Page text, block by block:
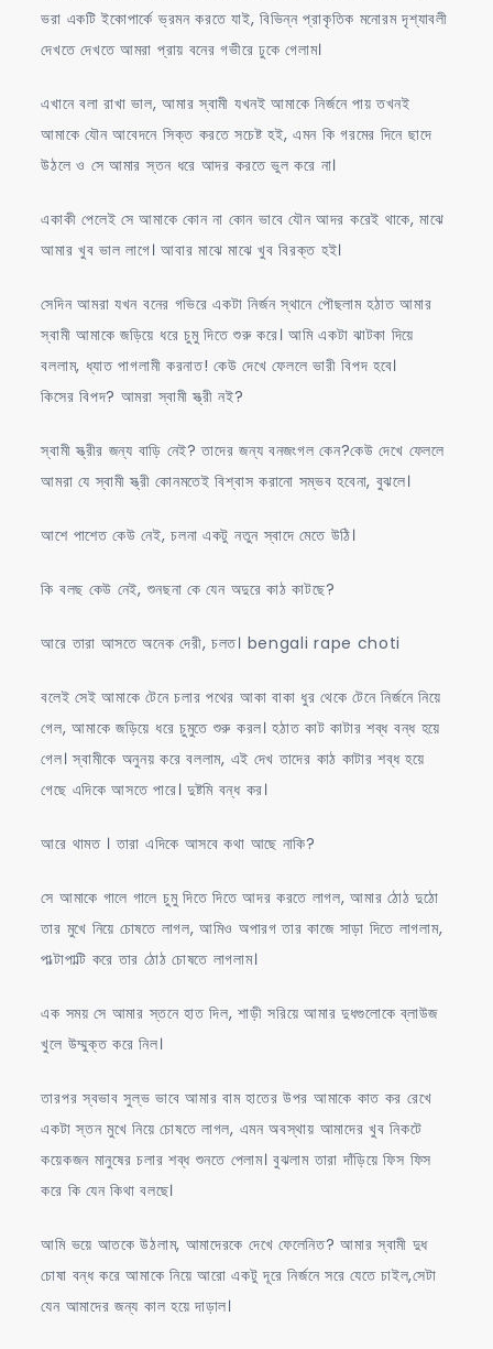
ভরা একটি ইকোপার্কে ভ্রমন করতে যাই, বিভিন্ন প্রাকৃতিক মনোরম দৃশ্যাবলী
দেখতে দেখতে আমরা প্রায় বনের গভীরে ঢুকে গেলাম।
এখানে বলা রাখা ভাল, আমার স্বামী যখনই আমাকে নির্জনে পায় তখনই
আমাকে যৌন আবেদনে সিক্ত করতে সচেষ্ট হই, এমন কি গরমের দিনে ছাদে
উঠলে ও সে আমার স্তন ধরে আদর করতে ভুল করে না।
একাকী পেলেই সে আমাকে কোন না কোন ভাবে যৌন আদর করেই থাকে, মাঝে
আমার খুব ভাল লাগে। আবার মাঝে মাঝে খুব বিরক্ত হই।
সেদিন আমরা যখন বনের গভিরে একটা নির্জন স্থানে পৌছলাম হঠাত আমার
স্বামী আমাকে জড়িয়ে ধরে চুমু দিতে শুরু করে। আমি একটা ঝাটকা দিয়ে
বললাম, ধ্যাত পাগলামী করনাত! কেউ দেখে ফেললে ভারী বিপদ হবে।
কিসের বিপদ? আমরা স্বামী স্ত্রী নই?
স্বামী স্ত্রীর জন্য বাড়ি নেই? তাদের জন্য বনজংগল কেন?কেউ দেখে ফেললে
আমরা যে স্বামী স্ত্রী কোনমতেই বিশ্বাস করানো সম্ভব হবেনা, বুঝলে।
আশে পাশেত কেউ নেই, চলনা একটু নতুন স্বাদে মেতে উঠি।
কি বলছ কেউ নেই, শুনছনা কে যেন অদুরে কাঠ কাটছে?
আরে তারা আসতে অনেক দেরী, চলত। bengali rape choti
বলেই সেই আমাকে টেনে চলার পথের আকা বাকা ধুর থেকে টেনে নির্জনে নিয়ে
গেল, আমাকে জড়িয়ে ধরে চুমুতে শুরু করল। হঠাত কাট কাটার শব্ধ বন্ধ হয়ে
গেল। স্বামীকে অনুনয় করে বললাম, এই দেখ তাদের কাঠ কাটার শব্ধ হয়ে
গেছে এদিকে আসতে পারে। দুষ্টমি বন্ধ কর।
আরে থামত । তারা এদিকে আসবে কথা আছে নাকি?
সে আমাকে গালে গালে চুমু দিতে দিতে আদর করতে লাগল, আমার ঠোঠ দুঠো
তার মুখে নিয়ে চোষতে লাগল, আমিও অপারগ তার কাজে সাড়া দিতে লাগলাম,
পাল্টাপাল্টি করে তার ঠোঠ চোষতে লাগলাম।
এক সময় সে আমার স্তনে হাত দিল, শাড়ী সরিয়ে আমার দুধগুলোকে ব্লাউজ
খুলে উম্মুক্ত করে নিল।
তারপর স্বভাব সুল্ভ ভাবে আমার বাম হাতের উপর আমাকে কাত কর রেখে
একটা স্তন মুখে নিয়ে চোষতে লাগল, এমন অবস্থায় আমাদের খুব নিকটে
কয়েকজন মানুষের চলার শব্ধ শুনতে পেলাম। বুঝলাম তারা দাঁড়িয়ে ফিস ফিস
করে কি যেন কিথা বলছে।
আমি ভয়ে আতকে উঠলাম, আমাদেরকে দেখে ফেলেনিত? আমার স্বামী দুধ
চোষা বন্ধ করে আমাকে নিয়ে আরো একটু দূরে নির্জনে সরে যেতে চাইল,সেটা
যেন আমাদের জন্য কাল হয়ে দাড়াল।